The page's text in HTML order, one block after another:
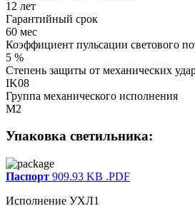
12 лет
Гарантийный срок
60 мес
Коэффициент пульсации светового
5 %
Степень защиты от механических
IK08
Группа механического исполнения
M2
Упаковка светильника:
Паспорт 909.93 KB .PDF
Исполнение УХЛ1